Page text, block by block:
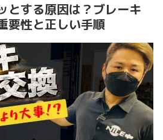
とする原因は？ブレーキ
要性と正しい手順